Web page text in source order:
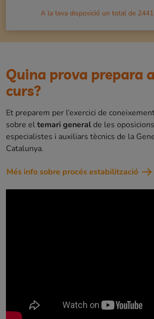
A la teva disposició un total de 2441
Quina prova prepara
curs?
Et preparem per l’exercici de
sobre eltemari generalde les
especialistes i auxiliars tècnics de la
Catalunya.
Més info sobre procés estabilització